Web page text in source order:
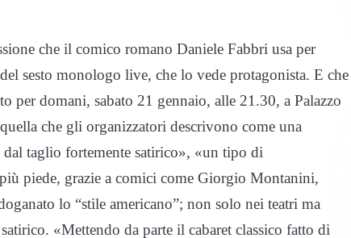
che il comico romano Daniele Fabbri usa per
sesto monologo live, che lo vede protagonista. E che
per domani, sabato 21 gennaio, alle 21.30, a Palazzo
che gli organizzatori descrivono come una
dal taglio fortemente satirico», «un tipo di
piede, grazie a comici come Giorgio Montanini,
lo “stile americano”; non solo nei teatri ma
«Mettendo da parte il cabaret classico fatto di